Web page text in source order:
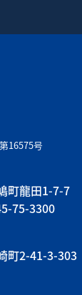
16575号
町龍田1-7-7
75-3300
町2-41-3-303